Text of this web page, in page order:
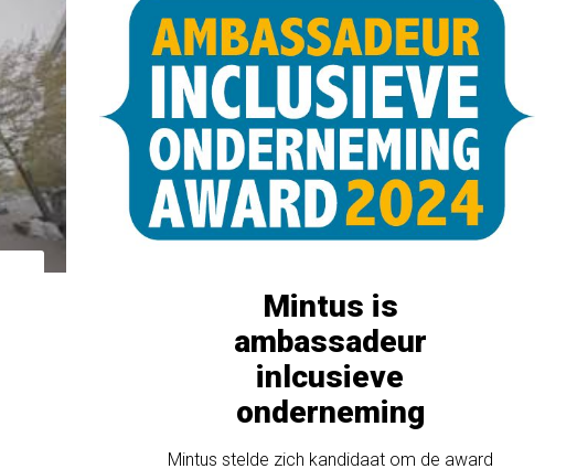
Mintus is
ambassadeur
inlcusieve
onderneming
Mintus stelde zich kandidaat om de award